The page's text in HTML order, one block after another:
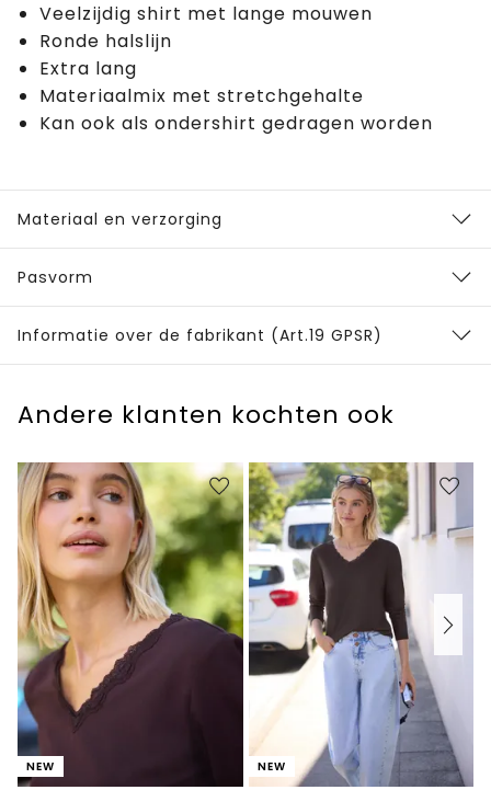
Veelzijdig shirt met lange mouwen
Ronde halslijn
Extra lang
Materiaalmix met stretchgehalte
Kan ook als ondershirt gedragen worden
Materiaal en verzorging
Pasvorm
Informatie over de fabrikant (Art.19 GPSR)
Andere klanten kochten ook
NEW NEW